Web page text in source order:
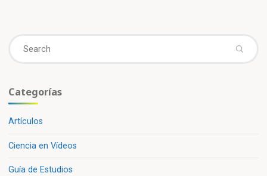
Categorías
Artículos
Ciencia en Vídeos
Guía de Estudios